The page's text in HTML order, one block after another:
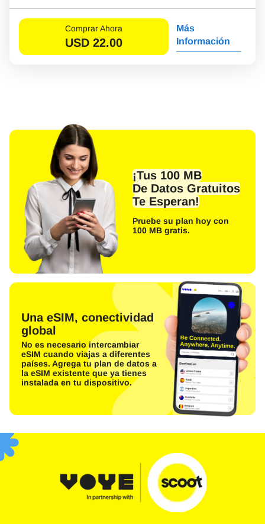
Comprar Ahora
USD 22.00
Más
Información
¡Tus 100 MB
De Datos Gratuitos
Te Esperan!
Pruebe su plan hoy con
100 MB gratis.
Una eSIM, conectividad
global
No es necesario intercambiar
eSIM cuando viajas a diferentes
países. Agrega tu plan de datos a
la eSIM existente que ya tienes
instalada en tu dispositivo.